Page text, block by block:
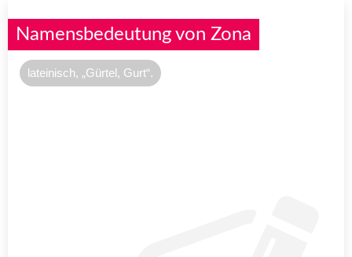
Namensbedeutung von Zona
lateinisch, „Gürtel, Gurt“.